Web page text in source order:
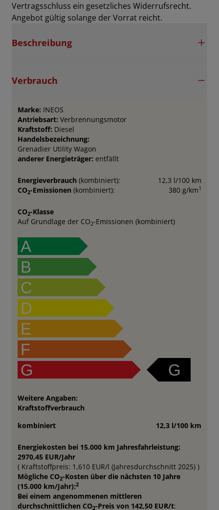
Vertragsschluss ein gesetzliches Widerrufsrecht.
Angebot gültig solange der Vorrat reicht.
Beschreibung
Verbrauch
Marke: INEOS
Antriebsart: Verbrennungsmotor
Kraftstoff: Diesel
Handelsbezeichnung:
Grenadier Utility Wagon
anderer Energieträger: entfällt
Energieverbrauch (kombiniert):
12,3 l/100 km
CO2-Emissionen (kombiniert): 380 g/km1
CO2-Klasse
Auf Grundlage der CO2-Emissionen (kombiniert)
A
B
C
D
E
F
G
G
Weitere Angaben:
Kraftstoffverbrauch
kombiniert
12,3 l/100 km
Energiekosten bei 15.000 km Jahresfahrleistung:
2970,45 EUR/Jahr
( Kraftstoffpreis: 1,610 EUR/l (Jahresdurchschnitt 2025) )
Mögliche CO2-Kosten über die nächsten 10 Jahre
(15.000 km/Jahr):2
Bei einem angenommenen mittleren
durchschnittlichen CO2-Preis von 142,50 EUR/t: